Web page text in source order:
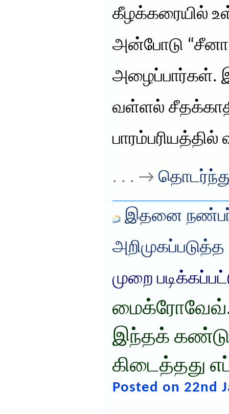
​கீழக்கரையில்
அன்போடு
அழைப்பார்கள்.
வள்ளல்
. . . →
இதனை
அறிமுகப்படுத்த
முறை
இந்தக்
கிடைத்தது
Posted on 22nd